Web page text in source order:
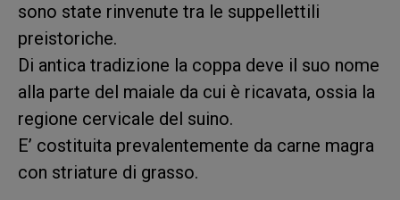
sono state rinvenute tra le suppellettili
preistoriche.
Di antica tradizione la coppa deve il suo nome
alla parte del maiale da cui è ricavata, ossia la
regione cervicale del suino.
E’ costituita prevalentemente da carne magra
con striature di grasso.